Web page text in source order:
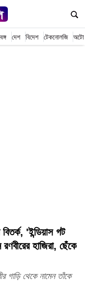
দেশ বিদেশ টেকনোলজি অটো
'ইন্ডিয়াস গট
রণবীরের হাজিরা, ছেঁকে
গাড়ি থেকে নামেন তাঁকে